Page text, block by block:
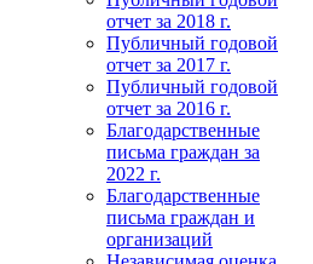
отчет за 2018 г.
Публичный годовой
отчет за 2017 г.
Публичный годовой
отчет за 2016 г.
Благодарственные
письма граждан за
2022 г.
Благодарственные
письма граждан и
организаций